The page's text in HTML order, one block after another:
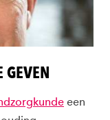
GEVEN
een